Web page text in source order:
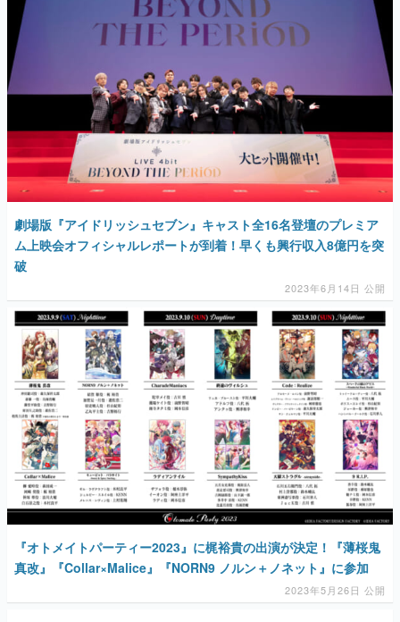
劇場版『アイドリッシュセブン』キャスト全16名登壇のプレミア
ム上映会オフィシャルレポートが到着！早くも興行収入8億円を突
破
2023年6月14日 公開
『オトメイトパーティー2023』に梶裕貴の出演が決定！『薄桜鬼
真改』『Collar×Malice』『NORN9 ノルン＋ノネット』に参加
2023年5月26日 公開